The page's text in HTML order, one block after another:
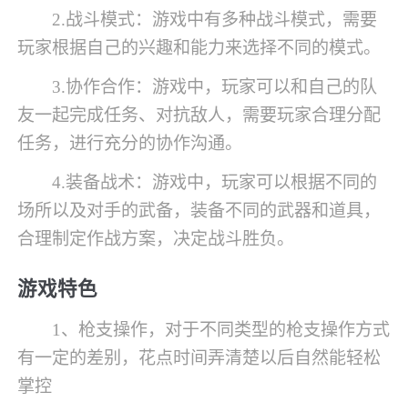
2.战斗模式：游戏中有多种战斗模式，需要
玩家根据自己的兴趣和能力来选择不同的模式。
3.协作合作：游戏中，玩家可以和自己的队
友一起完成任务、对抗敌人，需要玩家合理分配
任务，进行充分的协作沟通。
4.装备战术：游戏中，玩家可以根据不同的
场所以及对手的武备，装备不同的武器和道具，
合理制定作战方案，决定战斗胜负。
游戏特色
1、枪支操作，对于不同类型的枪支操作方式
有一定的差别，花点时间弄清楚以后自然能轻松
掌控